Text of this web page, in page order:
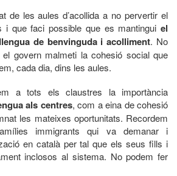
de les aules d’acollida a no pervertir el
i que faci possible que es mantingui el
de benvinguda i acolliment. No
govern malmeti la cohesió social que
cada dia, dins les aules.
a tots els claustres la importància
als centres, com a eina de cohesió
les mateixes oportunitats. Recordem
immigrants qui va demanar i
en català per tal que els seus fills i
inclosos al sistema. No podem fer